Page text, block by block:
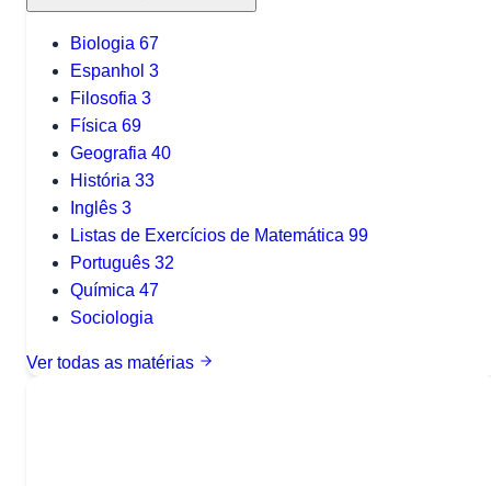
Biologia 67
Espanhol 3
Filosofia 3
Física 69
Geografia 40
História 33
Inglês 3
Listas de Exercícios de Matemática 99
Português 32
Química 47
Sociologia
Ver todas as matérias